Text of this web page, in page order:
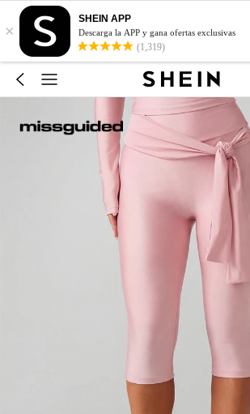
×
SHEIN APP
Descarga la APP y gana ofertas exclusivas
(1,319)